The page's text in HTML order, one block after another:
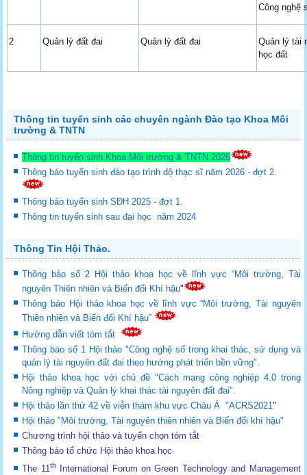
Công nghệ
2 Quản lý đất đai Quản lý đất đai
Quản lý tài
học đất
Thông tin tuyển sinh các chuyên ngành Đào tạo Khoa Môi
trường & TNTN
Thông tin tuyển sinh Khoa Môi trường & TNTN 2026
Thông báo tuyển sinh đào tạo trình dộ thạc sĩ năm 2026 - đợt 2.
Thông báo tuyển sinh SĐH 2025 - đợt 1.
Thông tin tuyển sinh sau đại học năm 2024
Thông Tin Hội Thảo.
Thông báo số 2 Hội thảo khoa học về lĩnh vực “Môi trường, Tài
nguyên Thiên nhiên và Biến đổi Khí hậu"
Thông báo Hội thảo khoa học về lĩnh vực “Môi trường, Tài nguyên
Thiên nhiên và Biến đổi Khí hậu”
Hướng dẫn viết tóm tắt
Thông báo số 1 Hội thảo "Công nghệ số trong khai thác, sử dụng và
quản lý tài nguyên đất đai theo hướng phát triển bền vững".
Hội thảo khoa học với chủ đề "Cách mạng công nghiệp 4.0 trong
Nông nghiệp và Quản lý khai thác tài nguyên đất đai".
Hội thảo lần thứ 42 về viễn thám khu vực Châu Á "ACRS2021"
Hội thảo "Môi trường, Tài nguyên thiên nhiên và Biến đổi khí hậu"
Chương trình hội thảo và tuyển chọn tóm tắt
Thông báo tổ chức Hội thảo khoa học
The 11thInternational Forum on Green Technology and Management